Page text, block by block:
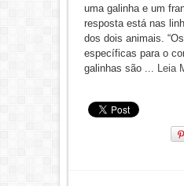
uma galinha e um
resposta está nas
dos dois animais.
específicas para o
galinhas são ... Leia